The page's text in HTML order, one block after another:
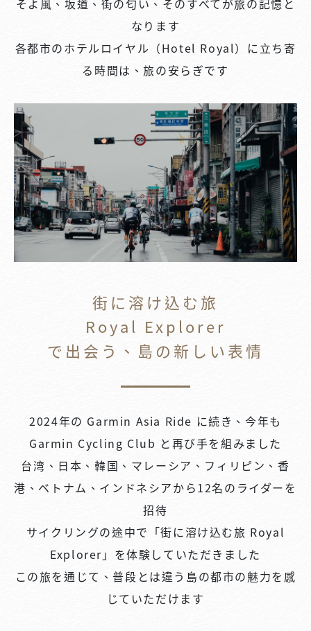
そよ風、坂道、街の匂い、そのすべてが旅の記憶と
なります
各都市のホテルロイヤル（Hotel Royal）に立ち寄
る時間は、旅の安らぎです
街に溶け込む旅
Royal Explorer
で出会う、島の新しい表情
2024年の Garmin Asia Ride に続き、今年も
Garmin Cycling Club と再び手を組みました
台湾、日本、韓国、マレーシア、フィリピン、香
港、ベトナム、インドネシアから12名のライダーを
招待
サイクリングの途中で「街に溶け込む旅 Royal
Explorer」を体験していただきました
この旅を通じて、普段とは違う島の都市の魅力を感
じていただけます